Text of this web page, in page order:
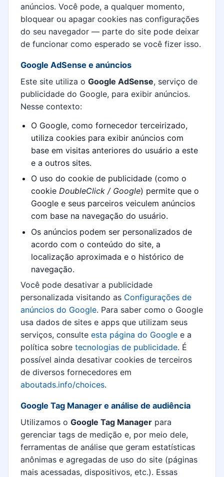
anúncios. Você pode, a qualquer momento,
bloquear ou apagar cookies nas configurações
do seu navegador — parte do site pode deixar
de funcionar como esperado se você fizer isso.
Google AdSense e anúncios
Este site utiliza o Google AdSense, serviço de
publicidade do Google, para exibir anúncios.
Nesse contexto:
O Google, como fornecedor terceirizado,
utiliza cookies para exibir anúncios com
base em visitas anteriores do usuário a este
e a outros sites.
O uso do cookie de publicidade (como o
cookie DoubleClick / Google) permite que o
Google e seus parceiros veiculem anúncios
com base na navegação do usuário.
Os anúncios podem ser personalizados de
acordo com o conteúdo do site, a
localização aproximada e o histórico de
navegação.
Você pode desativar a publicidade
personalizada visitando as Configurações de
anúncios do Google. Para saber como o Google
usa dados de sites e apps que utilizam seus
serviços, consulte esta página do Google e a
política sobre tecnologias de publicidade. É
possível ainda desativar cookies de terceiros
de diversos fornecedores em
aboutads.info/choices.
Google Tag Manager e análise de audiência
Utilizamos o Google Tag Manager para
gerenciar tags de medição e, por meio dele,
ferramentas de análise que geram estatísticas
anônimas e agregadas de uso do site (páginas
mais acessadas, dispositivos, etc.). Essas